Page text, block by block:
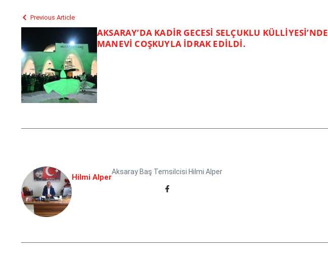
Previous Article
AKSARAY’DA KADİR GECESİ SELÇUKLU KÜLLİYESİ’NDE
MANEVİ COŞKUYLA İDRAK EDİLDİ.
Hilmi Alper
Aksaray Baş Temsilcisi Hilmi Alper